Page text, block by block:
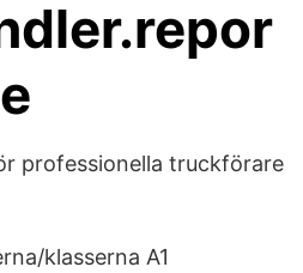
professionella truckförare
klasserna A1